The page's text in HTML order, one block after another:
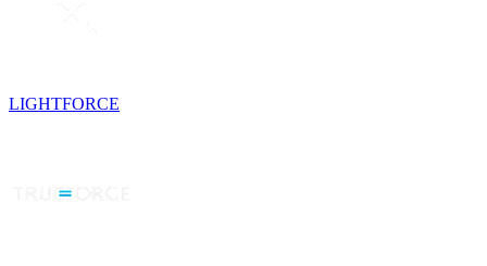
LIGHTFORCE